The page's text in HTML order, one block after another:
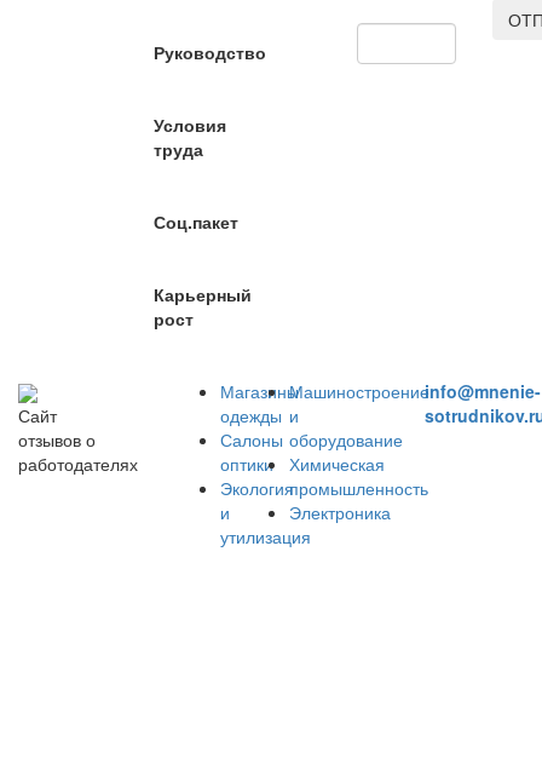
Руководство
Условия
труда
Соц.пакет
Карьерный
рост
Сайт
отзывов о
работодателях
Магазины
одежды
Салоны
оптики
Экология
и
утилизация
Машиностроение
и
оборудование
Химическая
промышленность
Электроника
info@mnenie-